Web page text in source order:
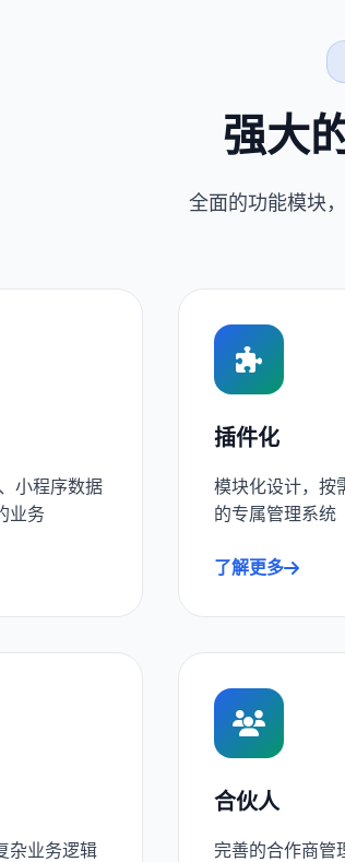
强大
全面的功能模块
小程序数据
业务
插件化
模块化设计，按
的专属管理系统
了解更多
杂业务逻辑
合伙人
完善的合作商管